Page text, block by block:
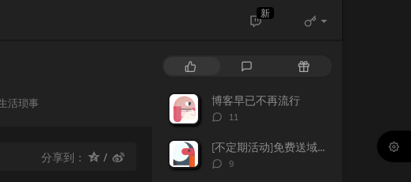
新
活琐事
分享到：
文
评
随
博客早已不再流行
评
数：
11
[不定期活动]免费送域名或空间
评
9